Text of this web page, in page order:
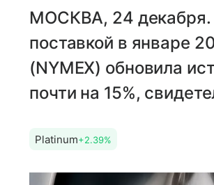
МОСКВА, 24 декабря.
поставкой в январе
(NYMEX) обновила
почти на 15%,
Platinum+2.39%